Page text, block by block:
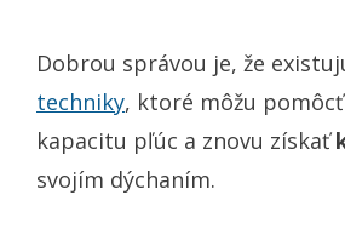
Dobrou správou je, že
techniky, ktoré môžu
kapacitu pľúc a znovu získať
svojím dýchaním.